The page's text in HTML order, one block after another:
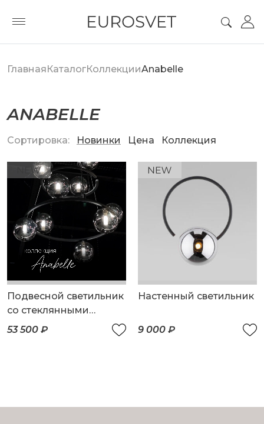
ГлавнаяКаталогКоллекцииAnabelle
ANABELLE
Сортировка: Новинки Цена Коллекция
Подвесной светильник
со стеклянными
плафонами
53 500 ₽
Настенный светильник
9 000 ₽